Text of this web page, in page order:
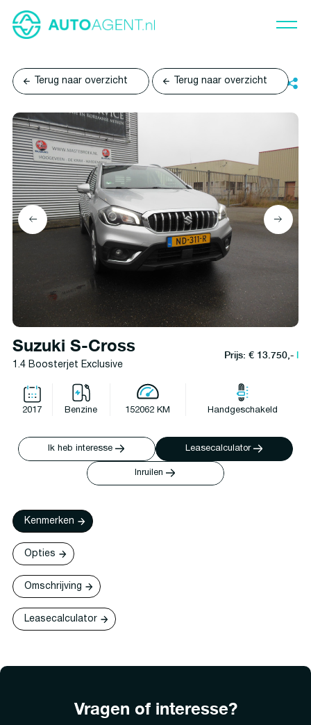
Terug naar overzicht Terug naar overzicht
Suzuki S-Cross
1.4 Boosterjet Exclusive
Prijs: € 13.750,-l
2017 Benzine 152062 KM Handgeschakeld
Ik heb interesse Leasecalculator
Inruilen
Kenmerken
Opties
Omschrijving
Leasecalculator
Vragen of interesse?